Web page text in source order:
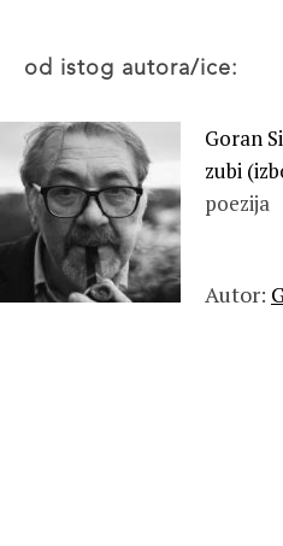
od istog autora/ice:
Goran
zubi
poezija
Autor: